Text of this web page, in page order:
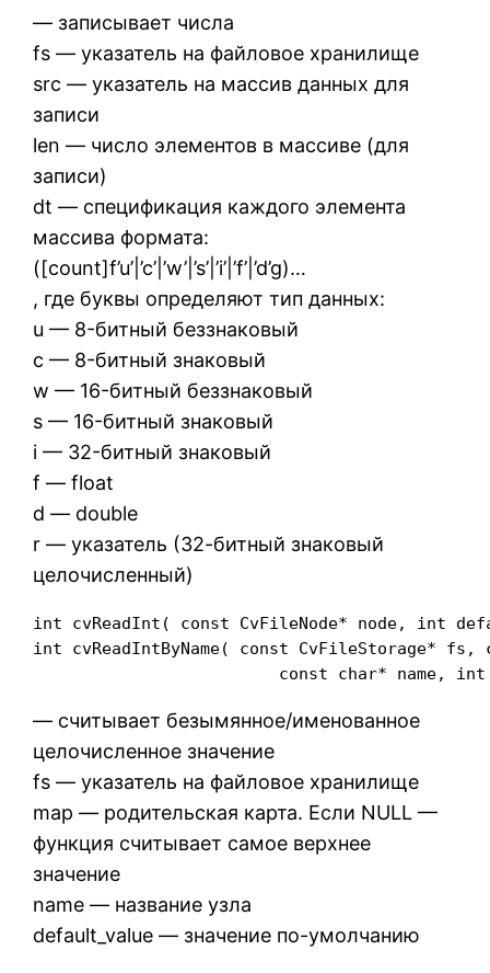
— записывает числа
fs — указатель на файловое хранилище
src — указатель на массив данных для
записи
len — число элементов в массиве (для
записи)
dt — спецификация каждого элемента
массива формата:
([count]f’u’|’c’|’w’|’s’|’i’|’f’|’d’g)…
, где буквы определяют тип данных:
u — 8-битный беззнаковый
c — 8-битный знаковый
w — 16-битный беззнаковый
s — 16-битный знаковый
i — 32-битный знаковый
f — float
d — double
r — указатель (32-битный знаковый
целочисленный)
int cvReadInt( const CvFileNode* node, int
int cvReadIntByName( const CvFileStorage* fs,
const char* name,
— считывает безымянное/именованное
целочисленное значение
fs — указатель на файловое хранилище
map — родительская карта. Если NULL —
функция считывает самое верхнее
значение
name — название узла
default_value — значение по-умолчанию